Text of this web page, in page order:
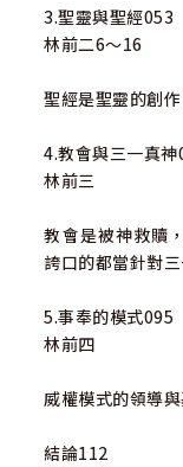
3.聖靈與聖經053
林前二6～16
聖經是聖靈的創
4.教會與三一真
林前三
教會是被神救贖
誇口的都當針對三
5.事奉的模式095
林前四
威權模式的領導
結論112